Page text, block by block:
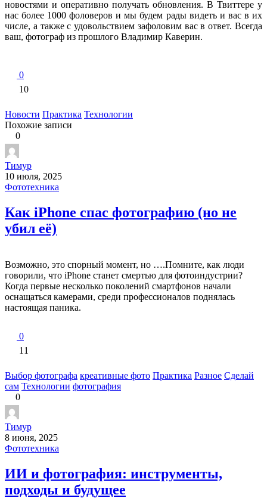
новостями и оперативно получать обновления. В Твиттере у
нас более 1000 фоловеров и мы будем рады видеть и вас в их
числе, а также с удовольствием зафоловим вас в ответ. Всегда
ваш, фотограф из прошлого Владимир Каверин.
0
10
Новости Практика Технологии
Похожие записи
0
Тимур
10 июля, 2025
Фототехника
Как iPhone спас фотографию (но не
убил её)
Возможно, это спорный момент, но ….Помните, как люди
говорили, что iPhone станет смертью для фотоиндустрии?
Когда первые несколько поколений смартфонов начали
оснащаться камерами, среди профессионалов поднялась
настоящая паника.
0
11
Выбор фотографа креативные фото Практика Разное Сделай
сам Технологии фотография
0
Тимур
8 июня, 2025
Фототехника
ИИ и фотография: инструменты,
подходы и будущее